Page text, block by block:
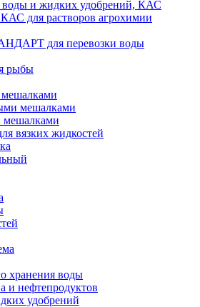
воды и жидких удобрений, КАС
для растворов агрохимии
для перевозки воды
рыбы
мешалками
мешалками
вязких жидкостей
хранения воды
и нефтепродуктов
удобрений